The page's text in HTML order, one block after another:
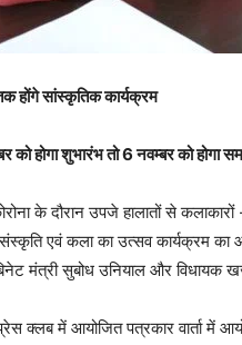
होंगे सांस्कृतिक कार्यक्रम
होगा शुभारंभ तो 6 नवम्बर को होगा
के दौरान उपजे हालातों से
एवं कला का उत्सव कार्यक्रम
मंत्री सुबोध उनियाल और विधायक
क्लब में आयोजित पत्रकार वार्ता में